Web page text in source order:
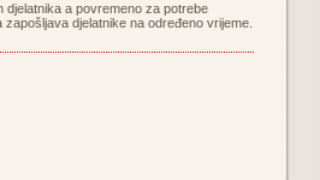
djelatnika a povremeno za potrebe
djelatnike na određeno vrijeme.